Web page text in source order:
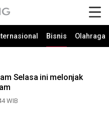
Bisnis Olahraga
Selasa ini melonjak
WIB